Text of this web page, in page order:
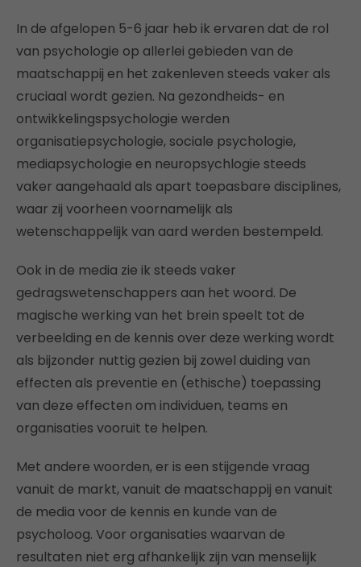
In de afgelopen 5-6 jaar heb ik ervaren dat de rol
van psychologie op allerlei gebieden van de
maatschappij en het zakenleven steeds vaker als
cruciaal wordt gezien. Na gezondheids- en
ontwikkelingspsychologie werden
organisatiepsychologie, sociale psychologie,
mediapsychologie en neuropsychlogie steeds
vaker aangehaald als apart toepasbare disciplines,
waar zij voorheen voornamelijk als
wetenschappelijk van aard werden bestempeld.
Ook in de media zie ik steeds vaker
gedragswetenschappers aan het woord. De
magische werking van het brein speelt tot de
verbeelding en de kennis over deze werking wordt
als bijzonder nuttig gezien bij zowel duiding van
effecten als preventie en (ethische) toepassing
van deze effecten om individuen, teams en
organisaties vooruit te helpen.
Met andere woorden, er is een stijgende vraag
vanuit de markt, vanuit de maatschappij en vanuit
de media voor de kennis en kunde van de
psycholoog. Voor organisaties waarvan de
resultaten niet erg afhankelijk zijn van menselijk